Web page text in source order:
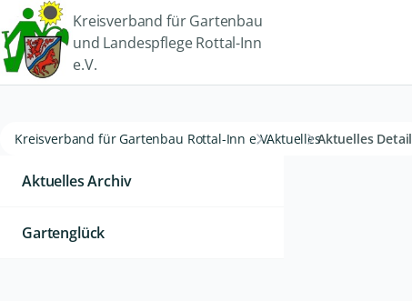
Kreisverband für Gartenbau
und Landespflege Rottal-Inn
e.V.
Kreisverband für Gartenbau Rottal-Inn e.V.AktuellesAktuelles Detail
Aktuelles Archiv
Gartenglück